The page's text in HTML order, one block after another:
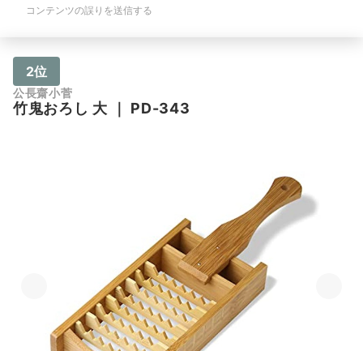
コンテンツの誤りを送信する
2位
公長齋小菅
竹鬼おろし 大 PD-343